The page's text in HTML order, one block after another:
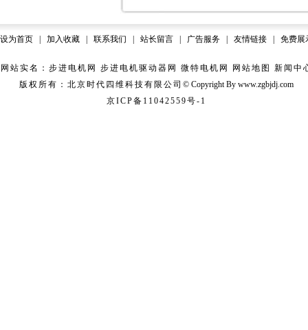
设为首页 加入收藏 联系我们 站长留言 广告服务 友情链接 免费展
网站实名：步进电机网 步进电机驱动器网 微特电机网 网站地图
新闻中
版权所有：北京时代四维科技有限公司© CopyrightBy www.zgbjdj.com
京ICP备11042559号-1